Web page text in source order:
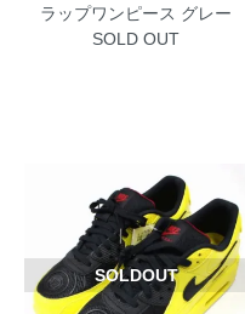
ラップワンピース グレー
SOLD OUT
SOLDOUT